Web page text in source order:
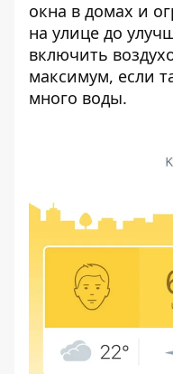
окна в домах и
на улице до
включить
максимум, если
много воды.